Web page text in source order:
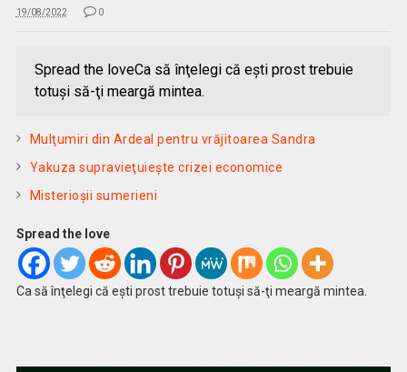
19/08/2022 0
Spread the loveCa să înţelegi că eşti prost trebuie
totuşi să-ţi meargă mintea.
Mulţumiri din Ardeal pentru vrăjitoarea Sandra
Yakuza supravieţuieşte crizei economice
Misterioşii sumerieni
Spread the love
Ca să înţelegi că eşti prost trebuie totuşi să-ţi meargă mintea.